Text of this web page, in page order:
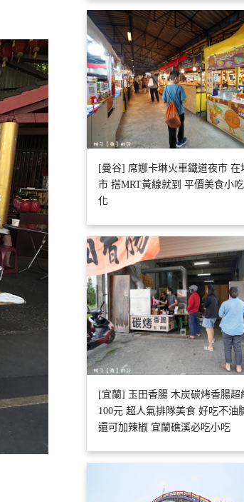
[曼谷] 席娜卡琳火車鐵道夜市 在
市 搭MRT黃線就到 平價美食小
化
[宜蘭] 玉田香腸 木炭碳烤香腸超
100元 超人氣排隊美食 好吃不油
還可加辣椒 宜蘭礁溪必吃小吃